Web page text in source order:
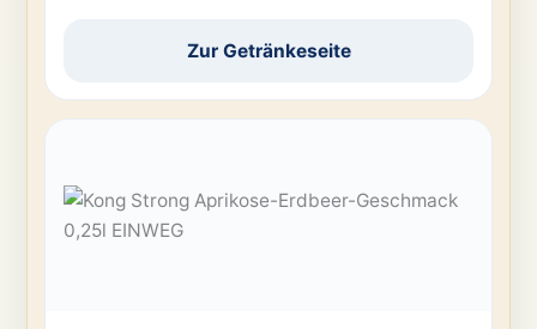
Zur Getränkeseite